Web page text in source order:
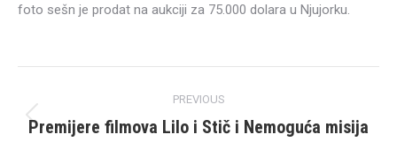
foto sešn je prodat na aukciji za 75.000 dolara u Njujorku.
navigation
PREVIOUS
Previous
Premijere filmova Lilo i Stič i Nemoguća misija